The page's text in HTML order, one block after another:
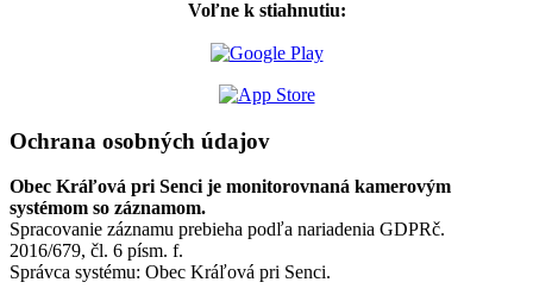
Voľne k stiahnutiu:
Ochrana osobných údajov
Obec Kráľová pri Senci je monitorovnaná kamerovým
systémom so záznamom.
Spracovanie záznamu prebieha podľa nariadenia GDPRč.
2016/679, čl. 6 písm. f.
Správca systému: Obec Kráľová pri Senci.